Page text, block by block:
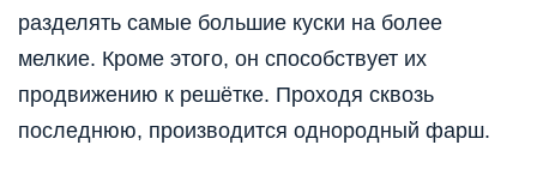
разделять самые большие куски на более
мелкие. Кроме этого, он способствует их
продвижению к решётке. Проходя сквозь
последнюю, производится однородный фарш.